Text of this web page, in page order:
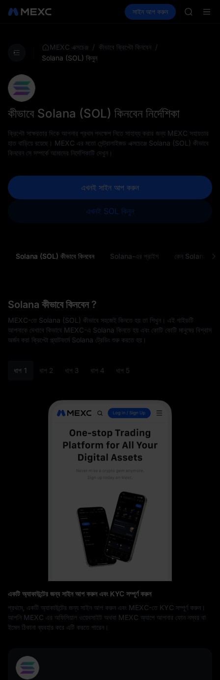
স্পট ফিউচার SPCX আয় করুন
সাইন আপ করুন
AAOI
MEXC এক্সচেঞ্জ / কীভাবে ক্রিপ্টো কিনবেন /
Solana (SOL) কিনুন
কীভাবে Solana (SOL) কিনবেন নির্দেশিকা
ক্রিপ্টো সাক্ষরতার দিকে আপনার প্রথম পদক্ষেপ নিতে সাহায্য করার জন্য MEXC সহায়তার
হাত বাড়িয়ে রয়েছে। MEXC এর মতো সেন্ট্রালাইজড এক্সচেঞ্জে Solana (SOL) কীভাবে
কিনবেন সে সম্পর্কে আমাদের নির্দেশিকাটি দেখুন।
এখনই সাইন আপ করুন
এখনই SOL কিনুন
Solana (SOL) কীভাবে কিনবেন Solana-এর প্রাইস কেন Solana
Solana কীভাবে কিনবেন ?
MEXC-তে Solana (SOL) কীভাবে সহজেই কিনতে হয় তা শিখুন। এই গাইডটি
আপনাকে দেখাবে কিভাবে MEXC-এ Solana কিনতে হয় এবং কোটি কোটি মানুষের বিশ্বাস
অর্জন করা ক্রিপ্টো প্ল্যাটফর্মে Solana ট্রেডিং শুরু করতে হয়।
ধাপ 1 ধাপ 2 ধাপ 3 ধাপ 4 ধাপ 5
একটি অ্যাকাউন্টের জন্য সাইন আপ করুন এবং KYC সম্পূর্ণ করুন
প্রথমে, একটি অ্যাকাউন্টের জন্য সাইন আপ করুন এবং MEXC-তে KYC সম্পূর্ণ করুন।
আপনি MEXC এর অফিসিয়াল ওয়েবসাইট অথবা MEXC অ্যাপে আপনার ফোন নম্বর বা
ইমেল ঠিকানা ব্যবহার করে এটি করতে পারেন।